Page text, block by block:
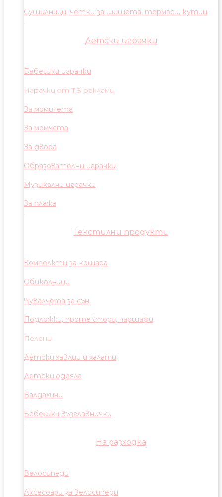
Сушилници, четки за шишета, термоси, кутии
Детски играчки
Бебешки играчки
Играчки от ТВ реклами
За момичета
За момчета
За двора
Образователни играчки
Музикални играчки
За плажа
Текстилни продукти
Компелкти за кошара
Обиколници
Чувалчета за сън
Подложки, протектори, чаршафи
Пелени
Детски хавлии и халати
Детски одеяла
Балдахини
Бебешки възглавнички
На разходка
Велосипеди
Аксесоари за велосипеди